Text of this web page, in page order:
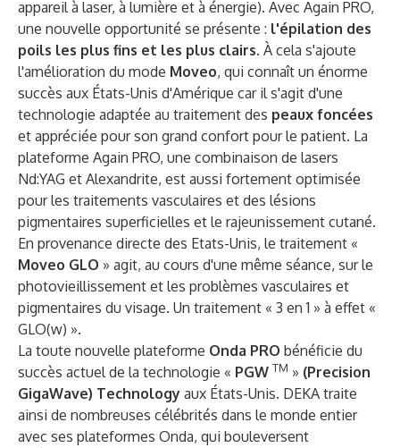
appareil à laser, à lumière et à énergie). Avec Again PRO,
une nouvelle opportunité se présente : l'épilation des
poils les plus fins et les plus clairs. À cela s'ajoute
l'amélioration du mode Moveo, qui connaît un énorme
succès aux États-Unis d'Amérique car il s'agit d'une
technologie adaptée au traitement des peaux foncées
et appréciée pour son grand confort pour le patient. La
plateforme Again PRO, une combinaison de lasers
Nd:YAG et Alexandrite, est aussi fortement optimisée
pour les traitements vasculaires et des lésions
pigmentaires superficielles et le rajeunissement cutané.
En provenance directe des Etats-Unis, le traitement «
Moveo GLO » agit, au cours d'une même séance, sur le
photovieillissement et les problèmes vasculaires et
pigmentaires du visage. Un traitement « 3 en 1 » à effet «
GLO(w) ».
La toute nouvelle plateforme Onda PRO bénéficie du
succès actuel de la technologie « PGW TM » (Precision
GigaWave) Technology aux États-Unis. DEKA traite
ainsi de nombreuses célébrités dans le monde entier
avec ses plateformes Onda, qui bouleversent